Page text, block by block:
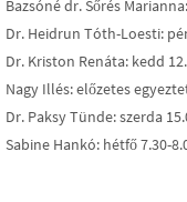
Bazsóné dr. Sőrés
Dr. Heidrun Tóth-Loesti:
Dr. Kriston Renáta: kedd
Nagy Illés: előzetes
Dr. Paksy Tünde: szerda
Sabine Hankó: hétfő 7.30-